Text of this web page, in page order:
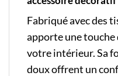
Fabriqué avec des
apporte une touche
votre intérieur. Sa
doux offrent un